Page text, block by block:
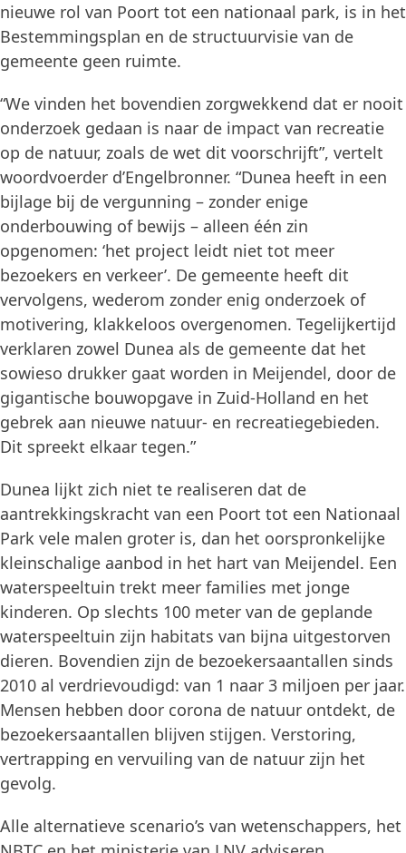
nieuwe rol van Poort tot een nationaal park, is in het
Bestemmingsplan en de structuurvisie van de
gemeente geen ruimte.
“We vinden het bovendien zorgwekkend dat er nooit
onderzoek gedaan is naar de impact van recreatie
op de natuur, zoals de wet dit voorschrijft”, vertelt
woordvoerder d’Engelbronner. “Dunea heeft in een
bijlage bij de vergunning – zonder enige
onderbouwing of bewijs – alleen één zin
opgenomen: ‘het project leidt niet tot meer
bezoekers en verkeer’. De gemeente heeft dit
vervolgens, wederom zonder enig onderzoek of
motivering, klakkeloos overgenomen. Tegelijkertijd
verklaren zowel Dunea als de gemeente dat het
sowieso drukker gaat worden in Meijendel, door de
gigantische bouwopgave in Zuid-Holland en het
gebrek aan nieuwe natuur- en recreatiegebieden.
Dit spreekt elkaar tegen.”
Dunea lijkt zich niet te realiseren dat de
aantrekkingskracht van een Poort tot een Nationaal
Park vele malen groter is, dan het oorspronkelijke
kleinschalige aanbod in het hart van Meijendel. Een
waterspeeltuin trekt meer families met jonge
kinderen. Op slechts 100 meter van de geplande
waterspeeltuin zijn habitats van bijna uitgestorven
dieren. Bovendien zijn de bezoekersaantallen sinds
2010 al verdrievoudigd: van 1 naar 3 miljoen per jaar.
Mensen hebben door corona de natuur ontdekt, de
bezoekersaantallen blijven stijgen. Verstoring,
vertrapping en vervuiling van de natuur zijn het
gevolg.
Alle alternatieve scenario’s van wetenschappers, het